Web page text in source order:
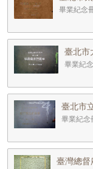
畢業紀念
臺北市
畢業紀
臺北市
畢業紀念
臺灣總督